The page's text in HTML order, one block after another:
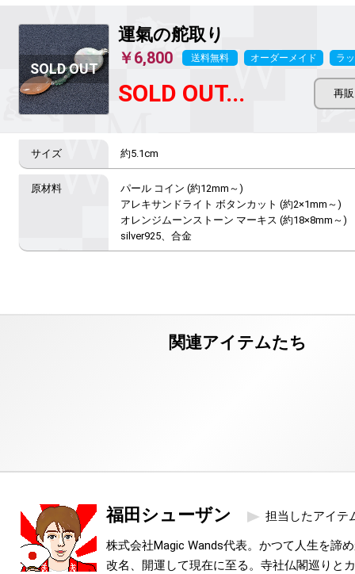
運氣の舵取り
￥6,800 送料無料 オーダーメイド ラ
SOLD OUT...
約5.1cm
パール コイン (約12mm～)
アレキサンドライト ボタンカット (約2×1mm～)
オレンジムーンストーン マーキス (約18×8mm～)
silver925、合金
福田シューザン 担当したアイテ
株式会社Magic Wands代表。かつて人生を諦
改名、開運して現在に至る。寺社仏閣巡りと